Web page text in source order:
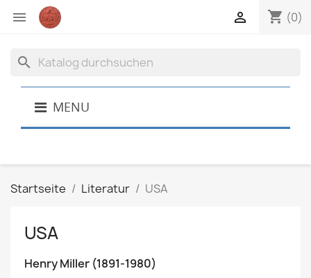
 shopping_cart (0)

search
MENU
Startseite Literatur USA
USA
Henry Miller (1891-1980)